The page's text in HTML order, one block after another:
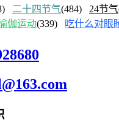
二十四节气(484) 24节气
伽运动(339) 吃什么对眼